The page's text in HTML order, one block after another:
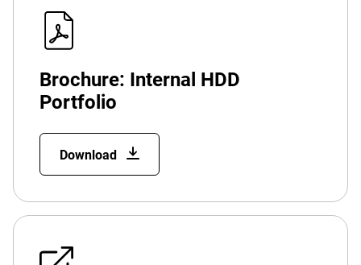
Brochure: Internal HDD
Portfolio
Download